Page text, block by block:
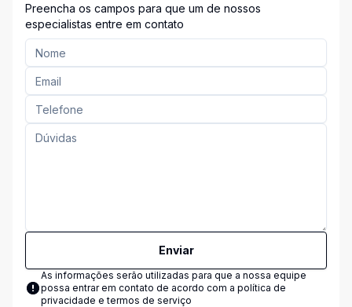
Preencha os campos para que um de nossos
especialistas entre em contato
Enviar
As informações serão utilizadas para que a nossa equipe
possa entrar em contato de acordo com a política de
privacidade e termos de serviço